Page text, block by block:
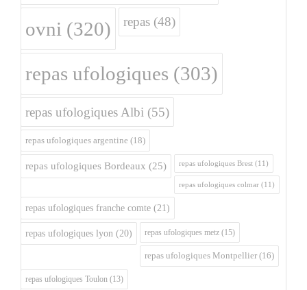
ovni (320) repas (48)
repas ufologiques (303)
repas ufologiques Albi (55)
repas ufologiques argentine (18)
repas ufologiques Bordeaux (25) repas ufologiques Brest (11)
repas ufologiques colmar (11)
repas ufologiques franche comte (21)
repas ufologiques lyon (20) repas ufologiques metz (15)
repas ufologiques Montpellier (16)
repas ufologiques Toulon (13)